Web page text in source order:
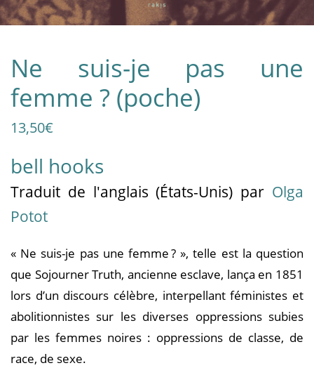
Ne suis-je pas une
femme ? (poche)
13,50€
bell hooks
Traduit de l'anglais (États-Unis) par Olga
Potot
« Ne suis-je pas une femme ? », telle est la question
que Sojourner Truth, ancienne esclave, lança en 1851
lors d’un discours célèbre, interpellant féministes et
abolitionnistes sur les diverses oppressions subies
par les femmes noires : oppressions de classe, de
race, de sexe.